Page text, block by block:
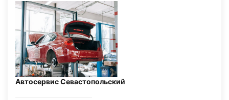
Автосервис Севастопольский